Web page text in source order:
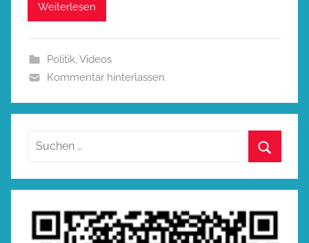
Weiterlesen
Politik,Videos
Kommentar hinterlassen
Suchen